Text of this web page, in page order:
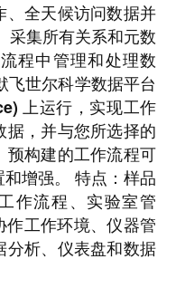
、全天候访问数据并
采集所有关系和元数
程中管理和处理数
世尔科学数据平台
上运行，实现工作
，并与您所选择的
预构建的工作流程可
增强。 特点：样品
作流程、实验室管
工作环境、仪器管
分析、仪表盘和数据